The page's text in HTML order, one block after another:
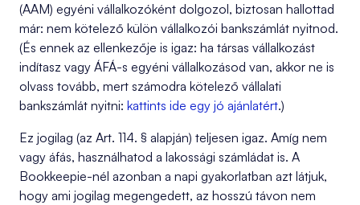
(AAM) egyéni vállalkozóként dolgozol, biztosan hallottad
már: nem kötelező külön vállalkozói bankszámlát nyitnod.
(És ennek az ellenkezője is igaz: ha társas vállalkozást
indítasz vagy ÁFÁ-s egyéni vállalkozásod van, akkor ne is
olvass tovább, mert számodra kötelező vállalati
bankszámlát nyitni: kattints ide egy jó ajánlatért.)
Ez jogilag (az Art. 114. § alapján) teljesen igaz. Amíg nem
vagy áfás, használhatod a lakossági számládat is. A
Bookkeepie-nél azonban a napi gyakorlatban azt látjuk,
hogy ami jogilag megengedett, az hosszú távon nem